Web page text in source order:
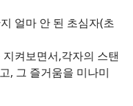
얼마 안 된 초심자(초
켜보면서,각자의 스탠
, 그 즐거움을 미나미